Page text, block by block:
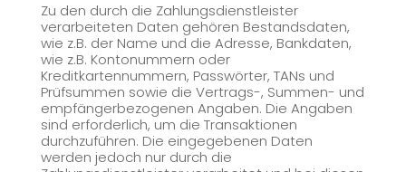
Zu den durch die Zahlungsdienstleister
verarbeiteten Daten gehören Bestandsdaten,
wie z.B. der Name und die Adresse, Bankdaten,
wie z.B. Kontonummern oder
Kreditkartennummern, Passwörter, TANs und
Prüfsummen sowie die Vertrags-, Summen- und
empfängerbezogenen Angaben. Die Angaben
sind erforderlich, um die Transaktionen
durchzuführen. Die eingegebenen Daten
werden jedoch nur durch die